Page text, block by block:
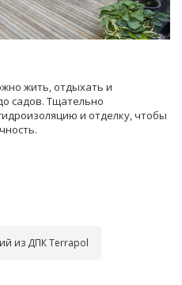
жить, отдыхать и
садов. Тщательно
и отделку, чтобы
из ДПК Terrapol